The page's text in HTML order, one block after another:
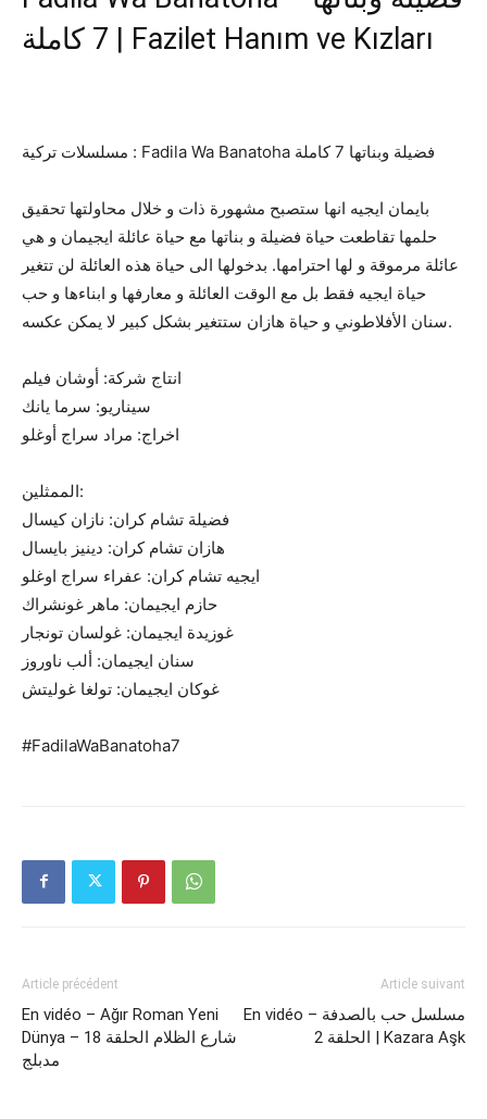
7 كاملة | Fazilet Hanım ve Kızları
مسلسلات تركية : Fadila Wa Banatoha فضيلة وبناتها 7 كاملة
بايمان ايجيه انها ستصبح مشهورة ذات و خلال محاولتها تحقيق
حلمها تقاطعت حياة فضيلة و بناتها مع حياة عائلة ايجيمان و هي
عائلة مرموقة و لها احترامها. بدخولها الى حياة هذه العائلة لن تتغير
حياة ايجيه فقط بل مع الوقت العائلة و معارفها و ابناءها و حب
سنان الأفلاطوني و حياة هازان ستتغير بشكل كبير لا يمكن عكسه.
انتاج شركة: أوشان فيلم
سيناريو: سرما يانك
اخراج: مراد سراج أوغلو
الممثلين:
فضيلة تشام كران: نازان كيسال
هازان تشام كران: دينيز بايسال
ايجيه تشام كران: عفراء سراج اوغلو
حازم ايجيمان: ماهر غونشراك
غوزيدة ايجيمان: غولسان تونجار
سنان ايجيمان: ألب ناوروز
غوكان ايجيمان: تولغا غوليتش
#FadilaWaBanatoha7
Article précédent
En vidéo – Ağır Roman Yeni
Dünya – شارع الظلام الحلقة 18
مدبلج
Article suivant
En vidéo – مسلسل حب بالصدفة
الحلقة 2 | Kazara Aşk